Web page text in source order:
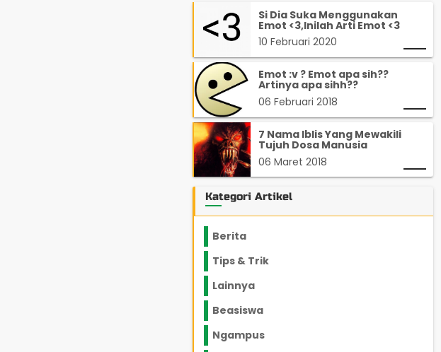
Si Dia Suka Menggunakan
Emot <3,Inilah Arti Emot <3
10 Februari 2020
Emot :v ? Emot apa sih??
Artinya apa sihh??
06 Februari 2018
7 Nama Iblis Yang Mewakili
Tujuh Dosa Manusia
06 Maret 2018
Kategori Artikel
Berita
Tips & Trik
Lainnya
Beasiswa
Ngampus